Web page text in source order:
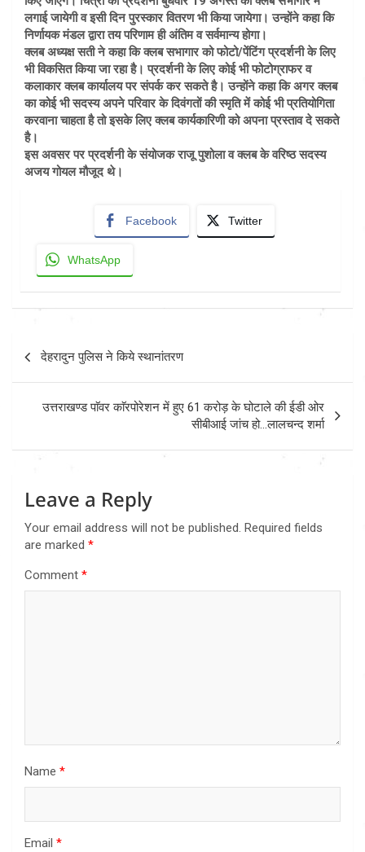
लगाई जायेगी व इसी दिन पुरस्कार वितरण भी किया जायेगा। उन्होंने कहा कि
निर्णायक मंडल द्वारा तय परिणाम ही अंतिम व सर्वमान्य होगा।
क्लब अध्यक्ष सती ने कहा कि क्लब सभागार को फोटो/पेंटिंग प्रदर्शनी के लिए
भी विकसित किया जा रहा है। प्रदर्शनी के लिए कोई भी फोटोग्राफर व
कलाकार क्लब कार्यालय पर संपर्क कर सकते है। उन्होंने कहा कि अगर क्लब
का कोई भी सदस्य अपने परिवार के दिवंगतों की स्मृति में कोई भी प्रतियोगिता
करवाना चाहता है तो इसके लिए क्लब कार्यकारिणी को अपना प्रस्ताव दे सकते
है।
इस अवसर पर प्रदर्शनी के संयोजक राजू पुशोला व क्लब के वरिष्ठ सदस्य
अजय गोयल मौजूद थे।
Facebook Twitter
WhatsApp
Post
navigation
देहरादुन पुलिस ने किये स्थानांतरण
उत्तराखण्ड पाॅवर काॅरपोरेशन में हुए 61 करोड़ के घोटाले की ईडी ओर
सीबीआई जांच हो…लालचन्द शर्मा
Leave a Reply
Your email address will not be published. Required fields
are marked *
Comment *
Name *
Email *